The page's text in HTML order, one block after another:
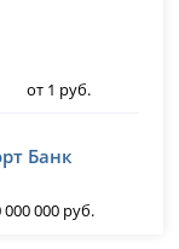
от 1 руб.
Банк
000 000 руб.